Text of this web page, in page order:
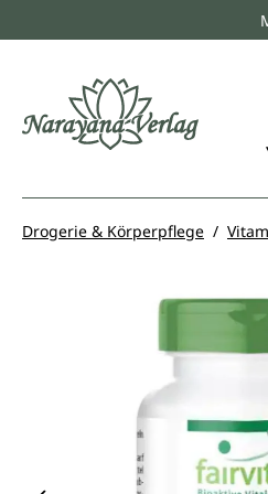
Zur
Drogerie & Körperpflege